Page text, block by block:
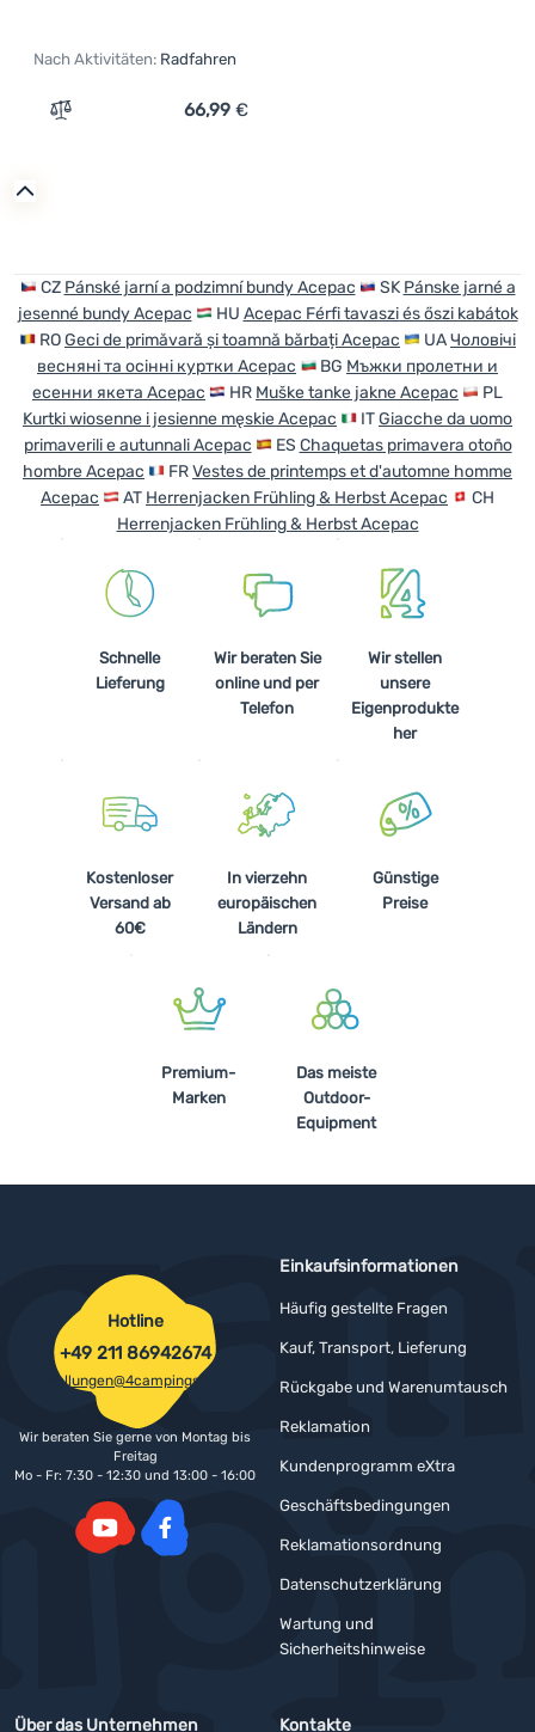
Nach Aktivitäten: Radfahren
Zum Vergleich 'Herren Fahrradjacke Acepac Contour
66,99 €
CZ Pánské jarní a podzimní bundy Acepac SK Pánske jarné a
jesenné bundy Acepac
HU Acepac Férfi tavaszi és őszi kabátok
ROGeci de primăvară și toamnă bărbați Acepac UAЧоловічі
весняні та осінні куртки Acepac
BG Мъжки пролетни и
есенни якета Acepac
HR Muške tanke jakne Acepac
PL
Kurtki wiosenne i jesienne męskie Acepac
ITGiacche da uomo
primaverili e autunnali Acepac
ES Chaquetas primavera otoño
hombre Acepac
FRVestes de printemps et d'automne homme
Acepac
AT Herrenjacken Frühling & Herbst Acepac
CH
Herrenjacken Frühling & Herbst Acepac
Schnelle
Lieferung
Wir beraten Sie
online und per
Telefon
Wir stellen
unsere
Eigenprodukte
her
Kostenloser
Versand ab
60€
In vierzehn
europäischen
Ländern
Günstige
Preise
Premium-
Marken
Das meiste
Outdoor-
Equipment
Einkaufsinformationen
Häufig gestellte Fragen
Kauf, Transport, Lieferung
Rückgabe und Warenumtausch
Reklamation
Kundenprogramm eXtra
Geschäftsbedingungen
Reklamationsordnung
Datenschutzerklärung
Wartung und
Sicherheitshinweise
Über das Unternehmen Kontakte
Hotline
+49 211 86942674
bestellungen@4campingshop.de
Wir beraten Sie gerne von Montag bis
Freitag
Mo - Fr: 7:30 - 12:30 und 13:00 - 16:00